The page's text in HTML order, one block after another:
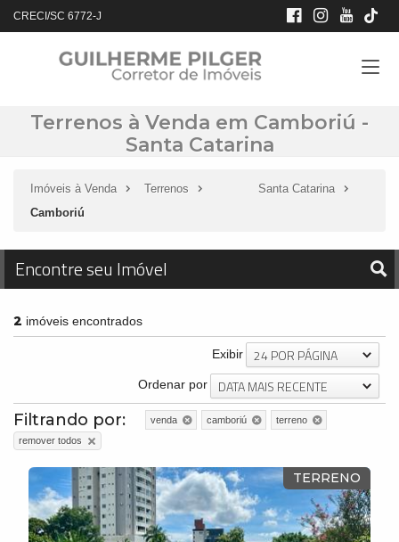
CRECI/SC 6772-J
Terrenos à Venda em Camboriú -
Santa Catarina
Imóveis à Venda Terrenos
Santa Catarina
Camboriú
Encontre seu Imóvel
2 imóveis encontrados
Exibir 24 POR PÁGINA
Ordenar por DATA MAIS RECENTE
Filtrando por: venda camboriú
terreno
remover todos
TERRENO